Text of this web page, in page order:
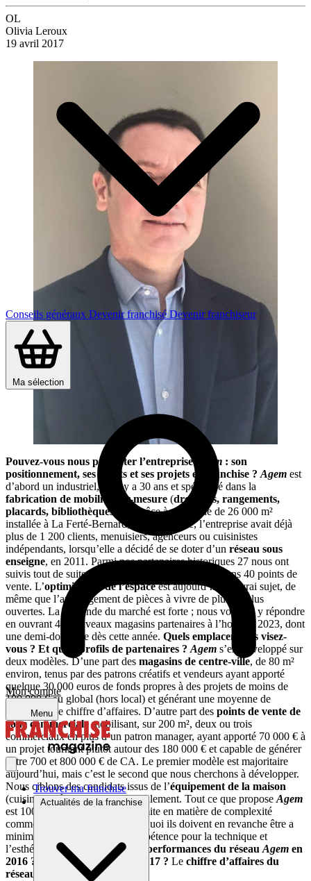
Conseils généraux Devenir franchiséDevenir franchiseur
Ma sélection
Mon compte
Menu
Trouver ma franchise
Actualités de la franchise
OL
Olivia Leroux
19 avril 2017
Pouvez-vous nous présenter l’entreprise Agem : son
positionnement, ses atouts et ses projets en franchise ? Agem est
d’abord un industriel, né il y a 30 ans et spécialisé dans la
fabrication de mobilier sur-mesure (dressings, rangements,
placards, bibliothèques
…). Grâce à son usine de 26 000 m²
installée à La Ferté-Bernard, dans la Sarthe, l’entreprise avait déjà
plus de 1 200 clients, menuisiers, agenceurs ou cuisinistes
indépendants, lorsqu’elle a décidé de se doter d’un réseau sous
enseigne, en 2011. Parmi nos partenaires historiques 27 nous ont
suivis tout de suite. Et six ans plus tard, nous fédérons 40 points de
vente. L’optimisation de l’espaceest aujourd’hui un vrai sujet, de
même que l’aménagement de pièces à vivre de plus en plus
ouvertes. La demande du marché est forte ; nous voulons y répondre
en ouvrant 40 nouveaux magasins partenaires à l’horizon 2023, dont
une demi-douzaine dès cette année. Quels emplacements visez-
vous ? Et quels profils de partenaires ? Agem s’est développé sur
deux modèles. D’une part des magasins de centre-ville, de 80 m²
environ, tenus par des patrons créatifs et vendeurs ayant apporté
quelque 30 000 euros de fonds propres à des projets de moins de
100 000 € au global (hors local) et générant une moyenne de
400 000 € de chiffre d’affaires. D’autre part des points de vente de
zone commercialemobilisant, sur 200 m², deux ou trois
commerciaux en plus d’un patron manager, ayant apporté 70 000 € à
un projet tournant plutôt autour des 180 000 € et capable de générer
entre 700 et 800 000 € de CA. Le premier modèle est majoritaire
aujourd’hui, mais c’est le second que nous cherchons à développer.
Nous ciblons des candidats issus de l’équipement de la maison
(cuisine, fenêtre…), mais pas seulement. Tout ce que propose Agem
est 100 % sur mesure, et sans limite en matière de complexité
comme de créativité. C’est pourquoi ils doivent en revanche être a
minima dotés d’une véritable appétence pour la technique et
l’esthétique. Quelles ont été les performances du réseau Agem en
2016 ? Comment s’annonce 2017 ? Le chiffre d’affaires du
réseau